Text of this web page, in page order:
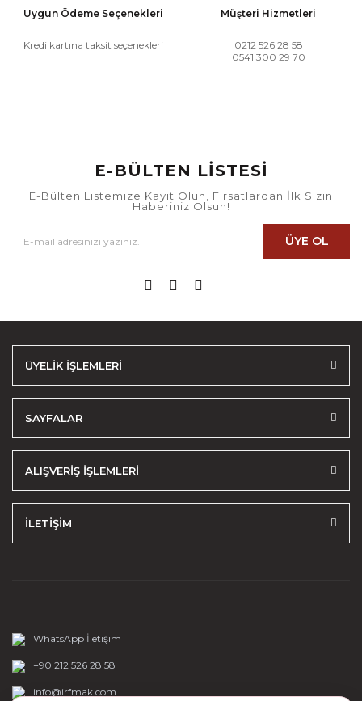
Uygun Ödeme Seçenekleri
Kredi kartına taksit seçenekleri
Müşteri Hizmetleri
0212 526 28 58
0541 300 29 70
E-BÜLTEN LİSTESİ
E-Bülten Listemize Kayıt Olun, Fırsatlardan İlk Sizin
Haberiniz Olsun!
ÜYE OL
ÜYELİK İŞLEMLERİ
SAYFALAR
ALIŞVERİŞ İŞLEMLERİ
İLETİŞİM
WhatsApp İletişim
+90 212 526 28 58
info@irfmak.com